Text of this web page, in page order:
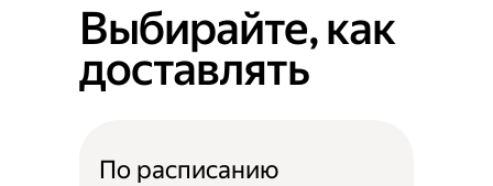
Выбирайте, как
доставлять
По расписанию